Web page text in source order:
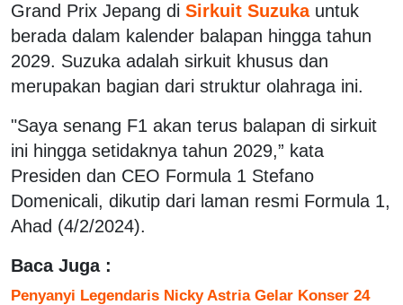
Grand Prix Jepang di Sirkuit Suzuka untuk
berada dalam kalender balapan hingga tahun
2029. Suzuka adalah sirkuit khusus dan
merupakan bagian dari struktur olahraga ini.
"Saya senang F1 akan terus balapan di sirkuit
ini hingga setidaknya tahun 2029,” kata
Presiden dan CEO Formula 1 Stefano
Domenicali, dikutip dari laman resmi Formula 1,
Ahad (4/2/2024).
Baca Juga :
Penyanyi Legendaris Nicky Astria Gelar Konser 24